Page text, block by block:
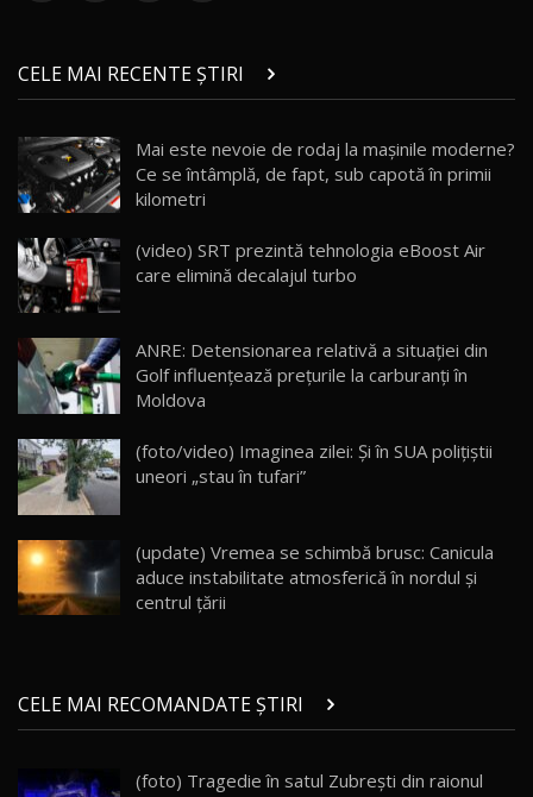
chinez care face lumea să se întoarcă după el
/ AutoBlog.MD
17:27
15 14:37
16
AutoBlogMD
13:10
17 20:06
30:08
AutoBlog.MD
23:36
20
Noul ZEEKR 7X / Test Drive AutoBlog.MD
29:08
21
Micul BYD Dolphin Surf / Test Drive
AutoBlog.MD
16:59
Noua Mazda 6e / Test Drive AutoBlog.MD
CELE MAI RECENTE ȘTIRI
Mai este nevoie de rodaj la mașinile moderne?
Ce se întâmplă, de fapt, sub capotă în primii
kilometri
(video) SRT prezintă tehnologia eBoost Air
care elimină decalajul turbo
ANRE: Detensionarea relativă a situației din
Golf influențează prețurile la carburanți în
Moldova
(foto/video) Imaginea zilei: Și în SUA polițiștii
uneori „stau în tufari”
(update) Vremea se schimbă brusc: Canicula
aduce instabilitate atmosferică în nordul și
centrul țării
CELE MAI RECOMANDATE ȘTIRI
(foto) Tragedie în satul Zubrești din raionul